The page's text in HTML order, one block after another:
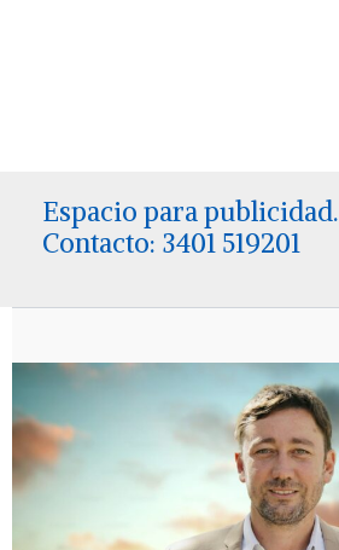
Espacio para publicidad.
Contacto: 3401 519201